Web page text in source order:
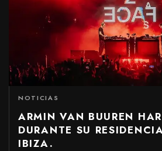
NOTICIAS
ARMIN VAN BUUREN
DURANTE SU
IBIZA.